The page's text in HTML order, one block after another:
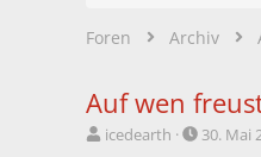
Foren Archiv
Auf wen
E
icedearth
E
30. Mai